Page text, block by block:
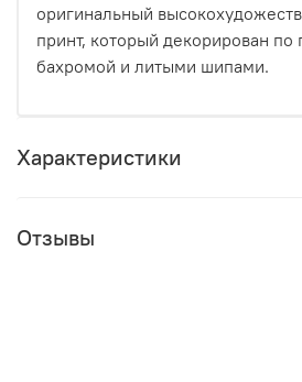
оригинальный
принт, который декорирован по
бахромой и литыми шипами.
Характеристики
Отзывы